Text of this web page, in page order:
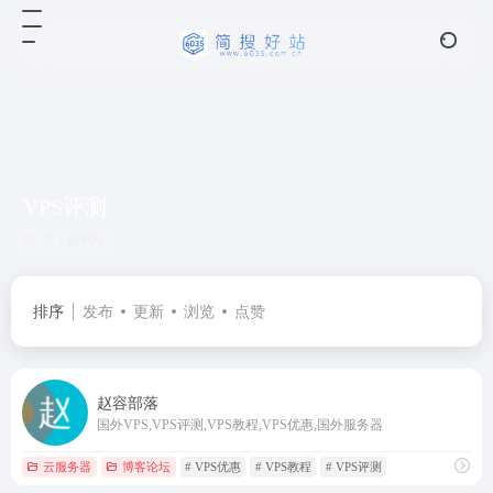
排序 发布 更新 浏览 点赞
赵容部落
国外VPS,VPS评测,VPS教程,VPS优惠,国外服务器
云服务器 博客论坛 # VPS优惠 # VPS教程 # VPS评测